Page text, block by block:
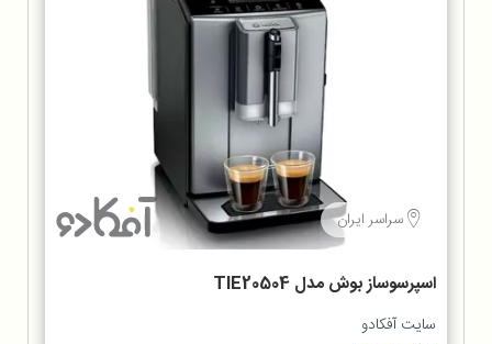
سراسر ایران
اسپرسوساز بوش مدل TIE20504
سایت آفکادو